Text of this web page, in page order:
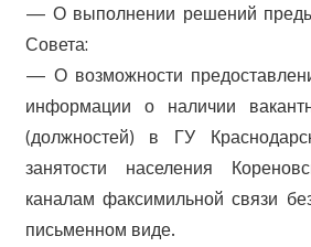
— О выполнении решений
Совета:
— О возможности
информации о наличии
(должностей) в ГУ
занятости населения
каналам факсимильной связи
письменном виде.